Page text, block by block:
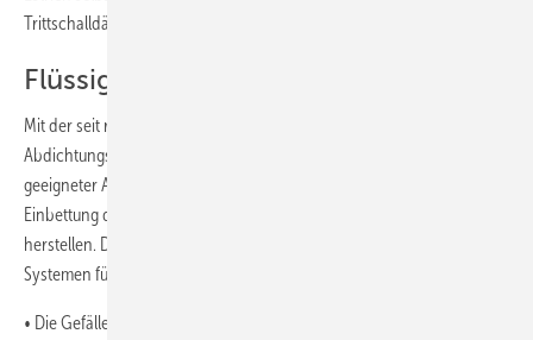
Trittschalldämmung geschützt sind.
Flüssigfolien sicherer
Mit der seit rund einem Jahrzehnt auf dem Markt etablierten
Abdichtungstechnik mit Flüssigfolien lässt sich hingegen unter Einsatz
geeigneter Ablaufsysteme und modifizierter Werkstoffe eine dichte
Einbettung der Bodenabläufe in den Estrich auf der Dämmung
herstellen. Diese ,,nasse’’ Bauweise weist gegenüber anderen
Systemen für bodengleiche Duschen entscheidende Merkmale auf:
• Die Gefälleausbildung zum Ablauf hin und somit auch die Position